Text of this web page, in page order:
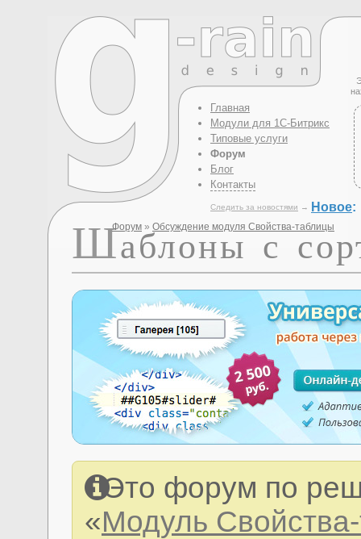
Главная
Модули для 1С-Битрикс
Типовые услуги
Форум
Блог
Контакты
Следить за новостями → Новое:
Форум » Обсуждение модуля Свойства-таблицы
Шаблоны с
Это форум по
«Модуль